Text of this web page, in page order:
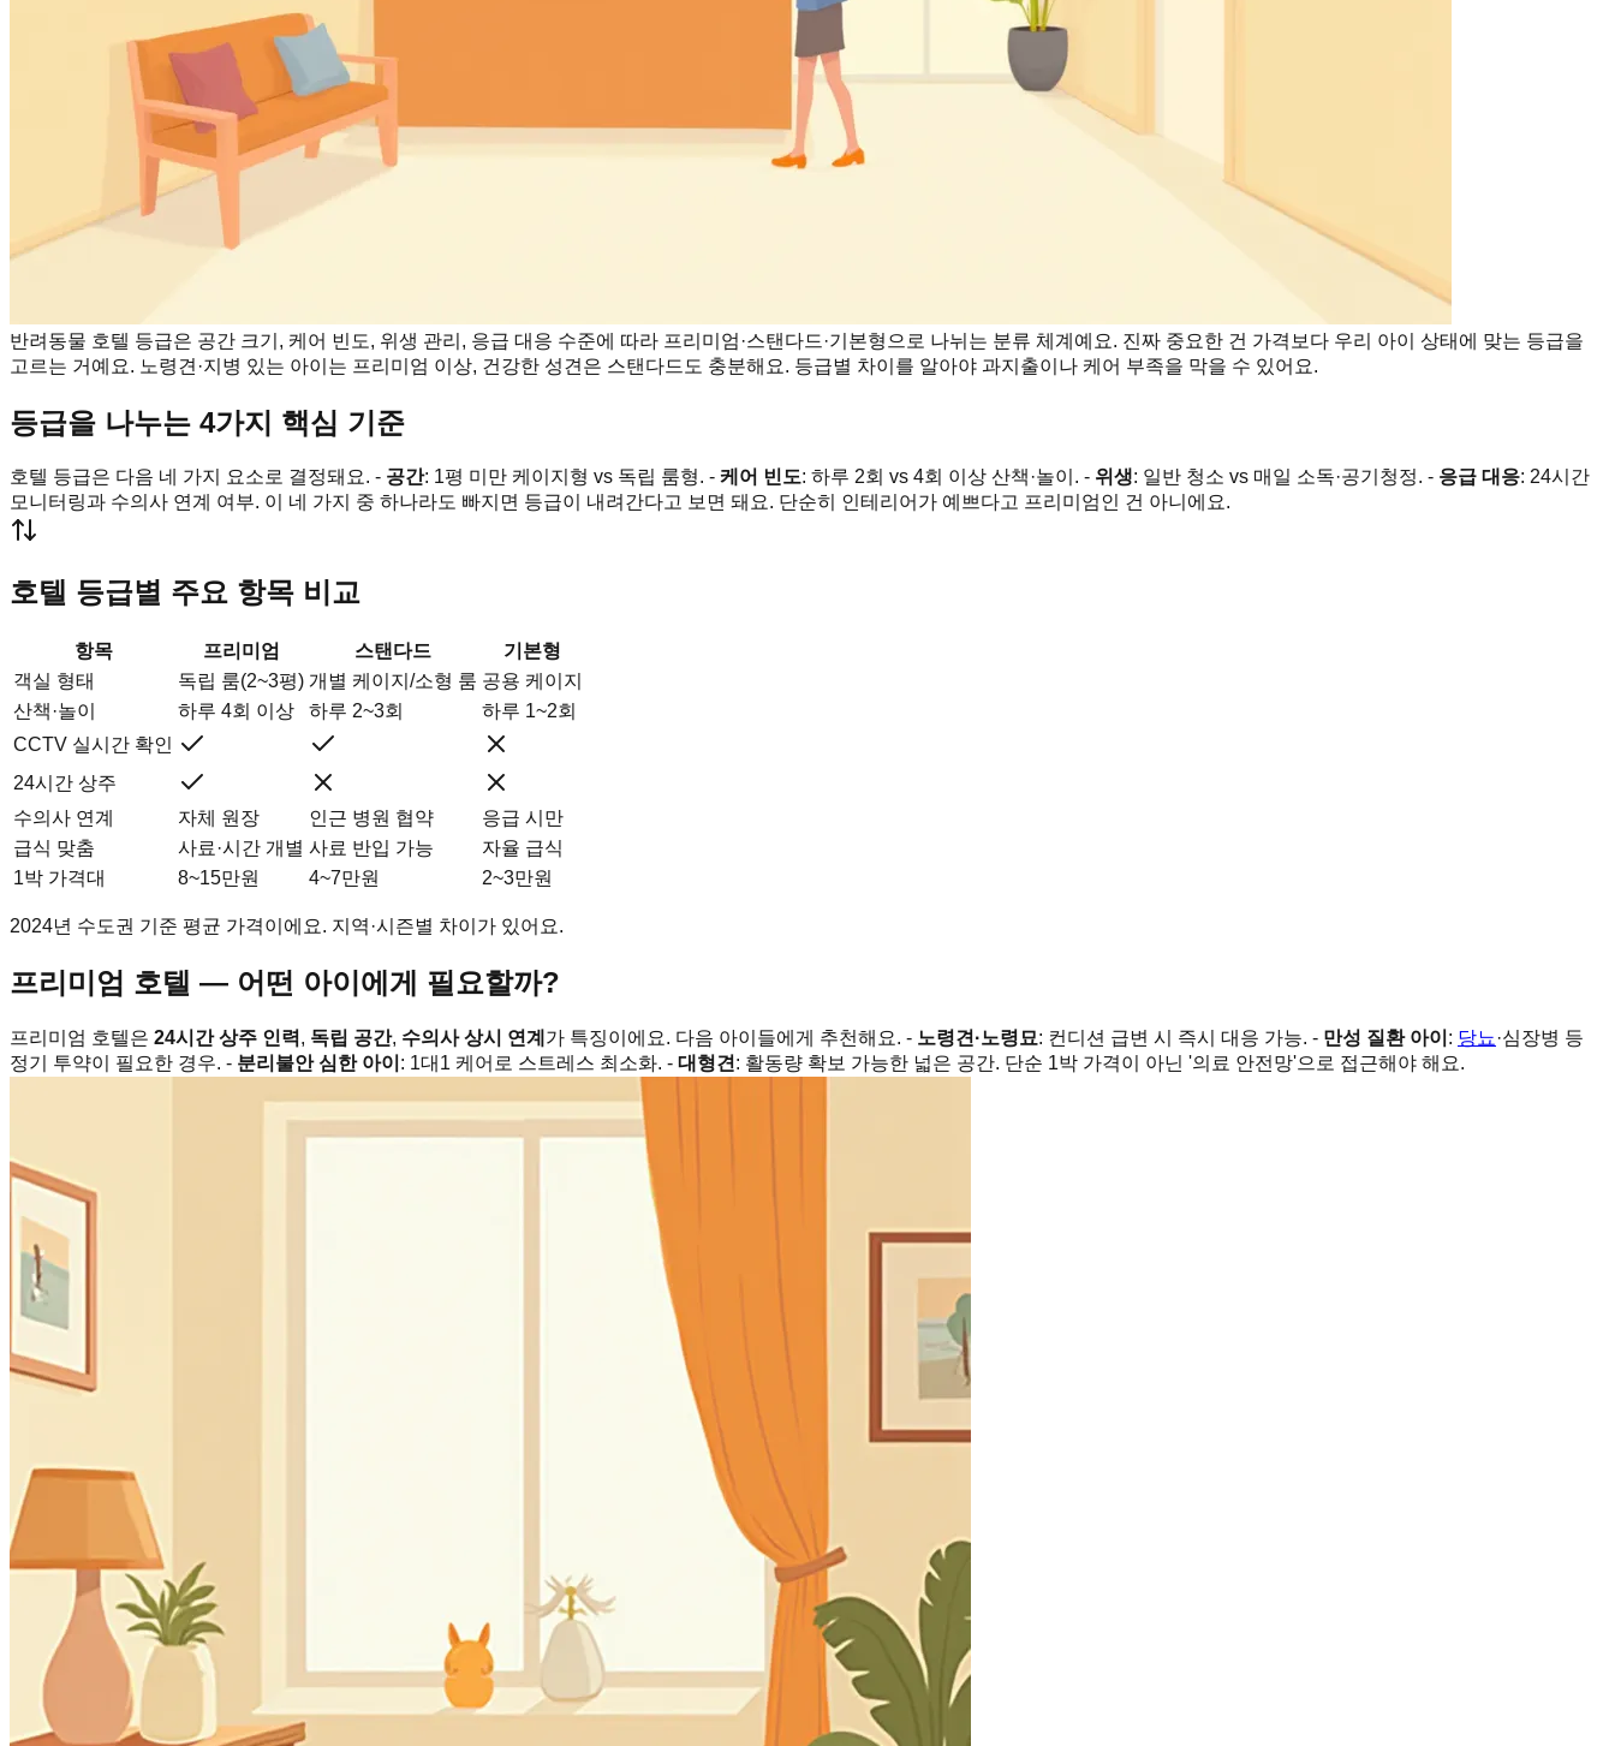
반려동물 호텔 등급은 공간 크기, 케어 빈도, 위생 관리, 응급 대응 수준에 따라 프리미엄·스탠다드·기본형으로 나뉘는 분류 체계예요. 진짜 중요한 건 가격보다 우리 아이 상태에 맞는 등급을
고르는 거예요. 노령견·지병 있는 아이는 프리미엄 이상, 건강한 성견은 스탠다드도 충분해요. 등급별 차이를 알아야 과지출이나 케어 부족을 막을 수 있어요.
등급을 나누는 4가지 핵심 기준
호텔 등급은 다음 네 가지 요소로 결정돼요. - 공간: 1평 미만 케이지형 vs 독립 룸형. - 케어 빈도: 하루 2회 vs 4회 이상 산책·놀이. - 위생: 일반 청소 vs 매일 소독·공기청정. - 응급 대응: 24시간
모니터링과 수의사 연계 여부. 이 네 가지 중 하나라도 빠지면 등급이 내려간다고 보면 돼요. 단순히 인테리어가 예쁘다고 프리미엄인 건 아니에요.
호텔 등급별 주요 항목 비교
항목 프리미엄 스탠다드
기본형
객실 형태
독립 룸(2~3평) 개별 케이지/소형 룸 공용 케이지
산책·놀이
하루 4회 이상 하루 2~3회
하루 1~2회
CCTV 실시간 확인
24시간 상주
수의사 연계
자체 원장 인근 병원 협약
응급 시만
급식 맞춤
사료·시간 개별 사료 반입 가능
자율 급식
1박 가격대
8~15만원 4~7만원 2~3만원
2024년 수도권 기준 평균 가격이에요. 지역·시즌별 차이가 있어요.
프리미엄 호텔 — 어떤 아이에게 필요할까?
프리미엄 호텔은 24시간 상주 인력, 독립 공간, 수의사 상시 연계 가 특징이에요. 다음 아이들에게 추천해요. - 노령견·노령묘: 컨디션 급변 시 즉시 대응 가능. - 만성 질환 아이 : 당뇨 ·심장병 등
정기 투약이 필요한 경우. - 분리불안 심한 아이 : 1대1 케어로 스트레스 최소화. - 대형견 : 활동량 확보 가능한 넓은 공간. 단순 1박 가격이 아닌 '의료 안전망'으로 접근해야 해요.